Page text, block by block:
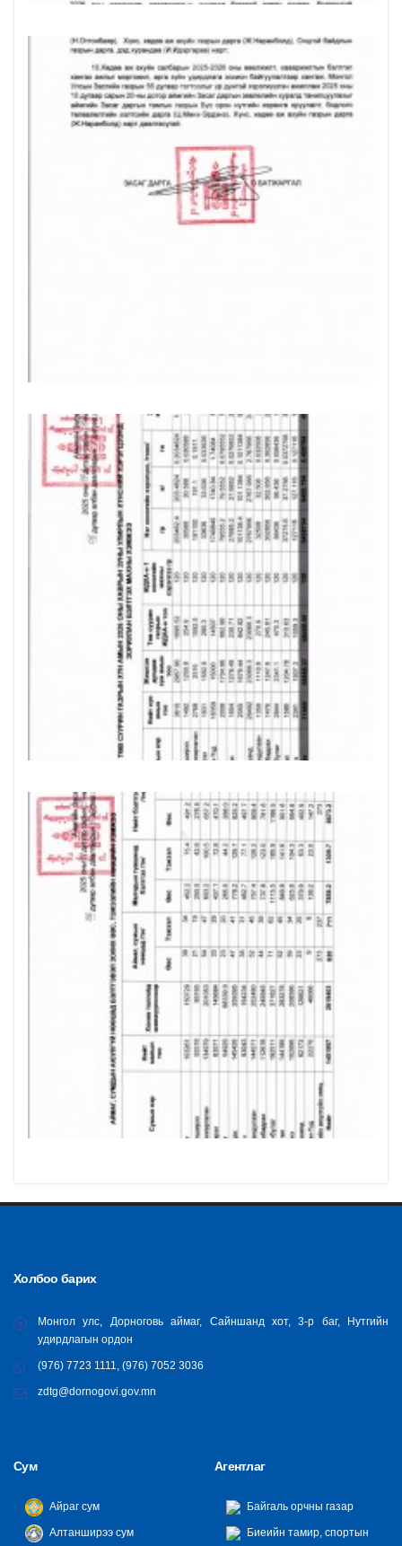
Холбоо барих
Монгол улс, Дорноговь аймаг, Сайншанд хот, 3-р баг, Нутгийн
удирдлагын ордон
(976) 7723 1111, (976) 7052 3036
zdtg@dornogovi.gov.mn
Сум
Айраг сум
Алтанширээ сум
Агентлаг
Байгаль орчны газар
Биеийн тамир, спортын